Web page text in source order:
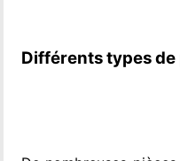
Différents types de